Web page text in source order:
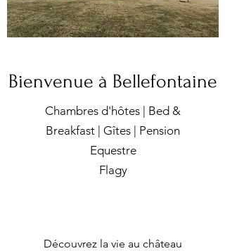
Bienvenue à Bellefontaine
Chambres d'hôtes | Bed &
Breakfast | Gîtes | Pension
Equestre
Flagy
Découvrez la vie au château